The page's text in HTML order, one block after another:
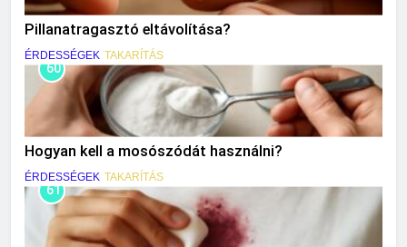
Pillanatragasztó eltávolítása?
ÉRDESSÉGEK TAKARÍTÁS
60
Hogyan kell a mosószódát használni?
ÉRDESSÉGEK TAKARÍTÁS
61